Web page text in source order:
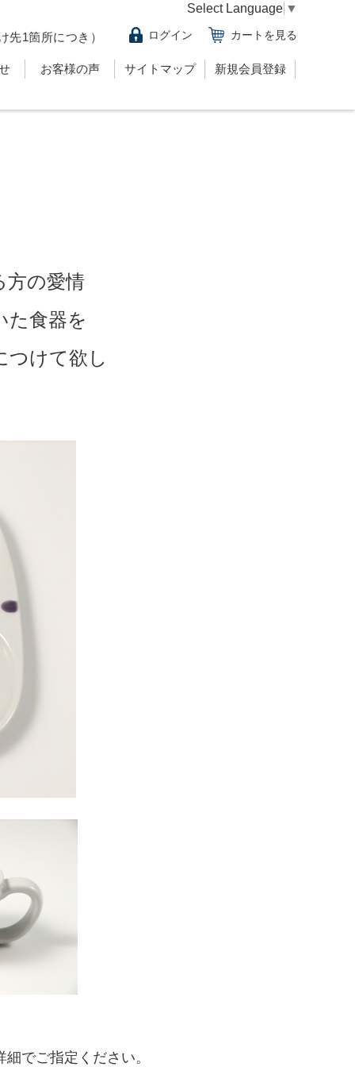
先1箇所につき） ログイン カートを見る
お客様の声 サイトマップ 新規会員登録
Select Language ▼
方の愛情
た食器を
つけて欲し
でご指定ください。